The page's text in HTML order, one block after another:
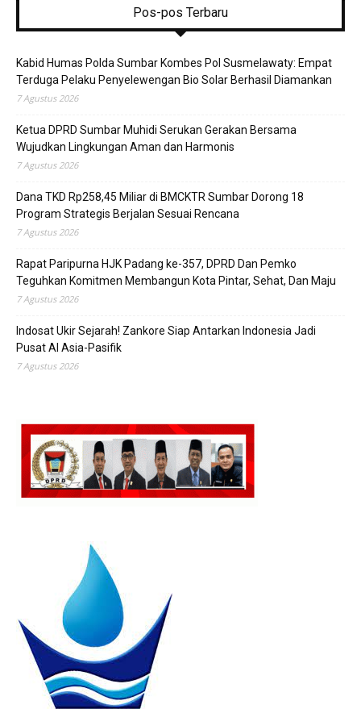
Pos-pos Terbaru
Kabid Humas Polda Sumbar Kombes Pol Susmelawaty: Empat
Terduga Pelaku Penyelewengan Bio Solar Berhasil Diamankan
7 Agustus 2026
Ketua DPRD Sumbar Muhidi Serukan Gerakan Bersama
Wujudkan Lingkungan Aman dan Harmonis
7 Agustus 2026
Dana TKD Rp258,45 Miliar di BMCKTR Sumbar Dorong 18
Program Strategis Berjalan Sesuai Rencana
7 Agustus 2026
Rapat Paripurna HJK Padang ke-357, DPRD Dan Pemko
Teguhkan Komitmen Membangun Kota Pintar, Sehat, Dan Maju
7 Agustus 2026
Indosat Ukir Sejarah! Zankore Siap Antarkan Indonesia Jadi
Pusat AI Asia-Pasifik
7 Agustus 2026